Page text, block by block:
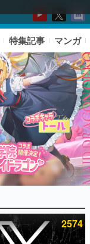
特集記事 マンガ
2574